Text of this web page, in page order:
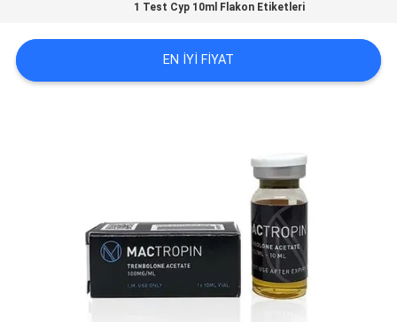
SITE
HARITASI
1 Test Cyp 10ml Flakon Etiketleri
EN IYI FIYAT